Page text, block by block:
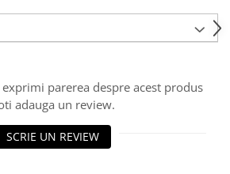
parerea despre acest produs
adauga un review.
SCRIE UN REVIEW